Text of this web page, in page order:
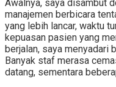
Awalnya, saya disambut
manajemen berbicara
yang lebih lancar, waktu
kepuasan pasien yang
berjalan, saya menyadari
Banyak staf merasa
datang, sementara